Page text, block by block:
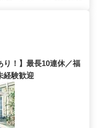
り！】最長10連休／福
経験歓迎